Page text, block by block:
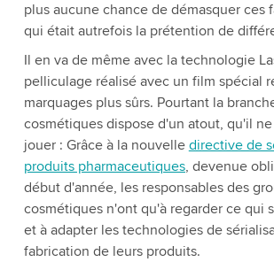
plus aucune chance de démasquer ces
qui était autrefois la prétention de
Il en va de même avec la technologie
pelliculage réalisé avec un film spécial
marquages plus sûrs. Pourtant la
cosmétiques dispose d'un atout, qu'il
jouer : Grâce à la nouvelle directive de
produits pharmaceutiques, devenue
début d'année, les responsables des
cosmétiques n'ont qu'à regarder ce qui
et à adapter les technologies de
fabrication de leurs produits.